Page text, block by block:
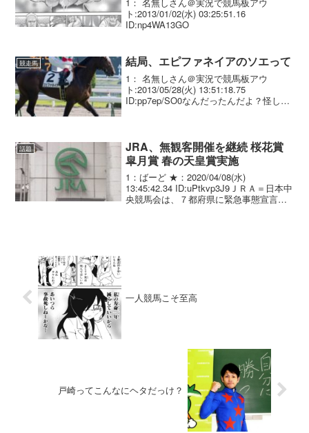
1： 名無しさん＠実況で競馬板アウ
ト:2013/01/02(水) 03:25:51.16
ID:np4WA13GO
競走馬 結局、エピファネイアのソエって
1： 名無しさん＠実況で競馬板アウ
ト:2013/05/28(火) 13:51:18.75
ID:pp7ep/SO0なんだったんだよ？怪しい
話題
JRA、無観客開催を継続 桜花賞
皐月賞 春の天皇賞実施
1：ばーど ★：2020/04/08(水)
13:45:42.34 ID:uPtkvp3J9ＪＲＡ＝日本中
央競馬会は、７都府県に緊急事態宣言が
一人競馬こそ至高
戸崎ってこんなにヘタだっけ？